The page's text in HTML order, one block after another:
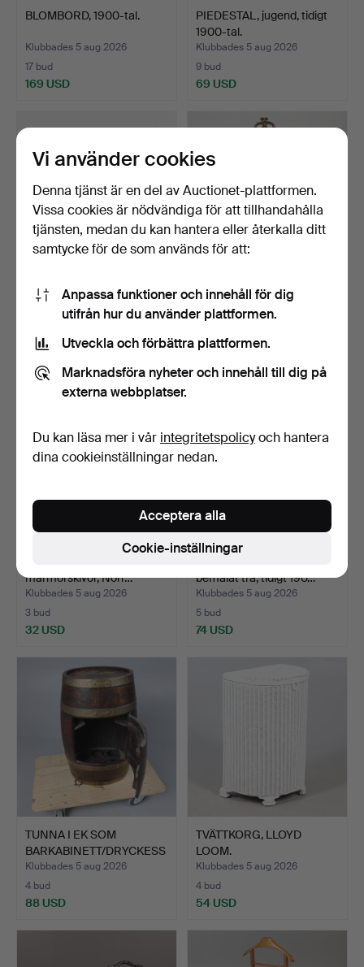
BLOMBORD, 1900-tal.
Klubbades 5 aug 2026
17 bud
169 USD
PIEDESTAL, jugend, tidigt
1900-tal.
Klubbades 5 aug 2026
9 bud
69 USD
KISTA, ek, 1700-tal, beslag i
tenn, dekore…
Klubbades 5 aug 2026
30 bud
PARAPLYSTÄLL, patinerad
Klubbades 5 aug 2026
3 bud
marmorskivor, Norr…
Klubbades 5 aug 2026
3 bud
32 USD
bemålat trä, tidigt 190…
Klubbades 5 aug 2026
5 bud
74 USD
TUNNA I EK SOM
BARKABINETT/DRYCKESS
KÅP.
Klubbades 5 aug 2026
4 bud
88 USD
TVÄTTKORG, LLOYD
LOOM.
Klubbades 5 aug 2026
4 bud
54 USD
Vi använder cookies
Denna tjänst är en del av Auctionet-plattformen.
Vissa cookies är nödvändiga för att tillhandahålla
tjänsten, medan du kan hantera eller återkalla ditt
samtycke för de som används för att:
Anpassa funktioner och innehåll för dig
utifrån hur du använder plattformen.
Utveckla och förbättra plattformen.
Marknadsföra nyheter och innehåll till dig på
externa webbplatser.
Du kan läsa mer i vår integritetspolicyoch hantera
dina cookieinställningar nedan.
Cookie-inställningar
Acceptera alla